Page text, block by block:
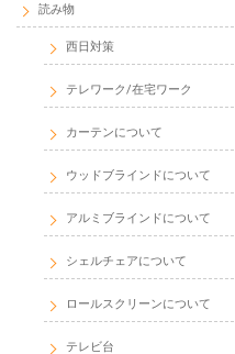
読み物
西日対策
テレワーク/在宅ワーク
カーテンについて
ウッドブラインドについて
アルミブラインドについて
シェルチェアについて
ロールスクリーンについて
テレビ台